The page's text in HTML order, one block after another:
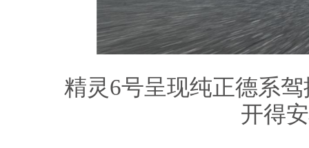
精灵6号呈现纯正德系
开得